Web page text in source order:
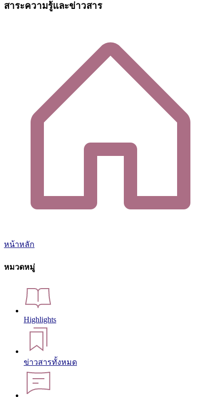
สาระความรู้และข่าวสาร
หน้าหลัก
หมวดหมู่
Highlights
ข่าวสารทั้งหมด